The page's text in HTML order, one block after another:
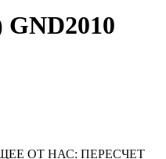
ОТ НАС: ПЕРЕСЧЕТ